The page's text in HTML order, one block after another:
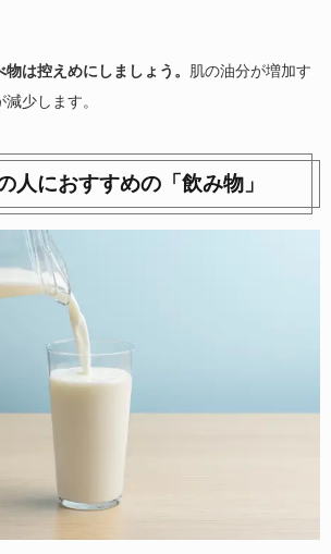
は控えめにしましょう。
肌の油分が増加す
少します。
人におすすめの「飲み物」